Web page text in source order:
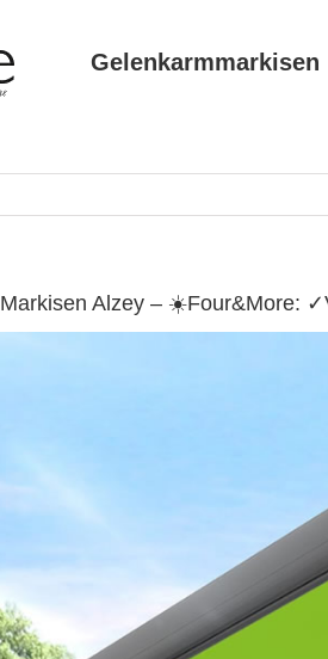
Gelenkarmmarkisen
Markisen Alzey – ☀️Four&More: